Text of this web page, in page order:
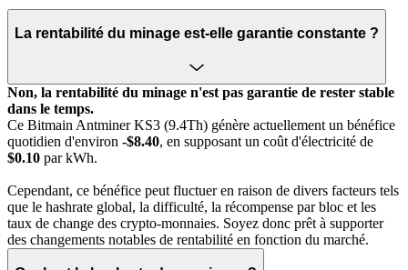
La rentabilité du minage est-elle garantie constante ?
Non, la rentabilité du minage n'est pas garantie de rester stable
dans le temps.
Ce Bitmain Antminer KS3 (9.4Th) génère actuellement un bénéfice
quotidien d'environ -$8.40, en supposant un coût d'électricité de
$0.10 par kWh.
Cependant, ce bénéfice peut fluctuer en raison de divers facteurs tels
que le hashrate global, la difficulté, la récompense par bloc et les
taux de change des crypto-monnaies. Soyez donc prêt à supporter
des changements notables de rentabilité en fonction du marché.